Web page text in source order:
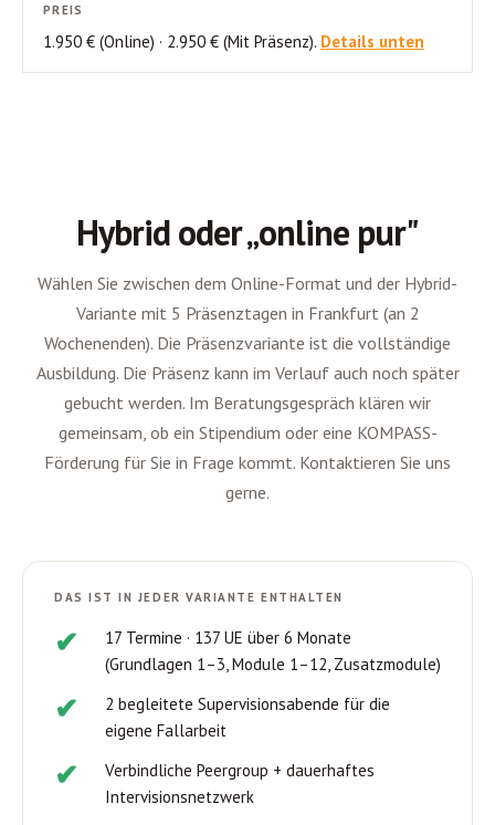
PREIS
1.950 € (Online) · 2.950 € (Mit Präsenz). Details unten
Hybrid oder „online pur"
Wählen Sie zwischen dem Online-Format und der Hybrid-
Variante mit 5 Präsenztagen in Frankfurt (an 2
Wochenenden). Die Präsenzvariante ist die vollständige
Ausbildung. Die Präsenz kann im Verlauf auch noch später
gebucht werden. Im Beratungsgespräch klären wir
gemeinsam, ob ein Stipendium oder eine KOMPASS-
Förderung für Sie in Frage kommt. Kontaktieren Sie uns
gerne.
DAS IST IN JEDER VARIANTE ENTHALTEN
17 Termine · 137 UE über 6 Monate
(Grundlagen 1–3, Module 1–12, Zusatzmodule)
2 begleitete Supervisionsabende für die
eigene Fallarbeit
Verbindliche Peergroup + dauerhaftes
Intervisionsnetzwerk